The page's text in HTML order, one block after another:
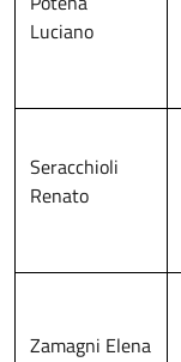
Luciano
Seracchioli
Renato
Zamagni Elena